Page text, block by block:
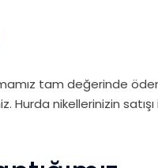
tam değerinde
Hurda nikellerinizin satışı